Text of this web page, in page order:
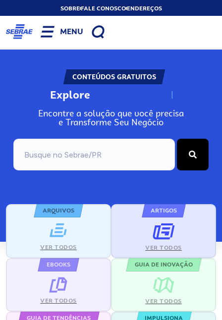
SOBREFALE CONOSCOENDEREÇOS
MENU
CONTEÚDOS GRATUITOS
Explore N
Encontre a solução que você precisa
e Transforme Seu Negócio
ARQUIVOS
VER TODOS
ARTIGOS
VER TODOS
EBOOKS
VER TODOS
GUIA DE INOVAÇÃO
VER TODOS
GUIA DE TENDÊNCIAS IMPULSIONA